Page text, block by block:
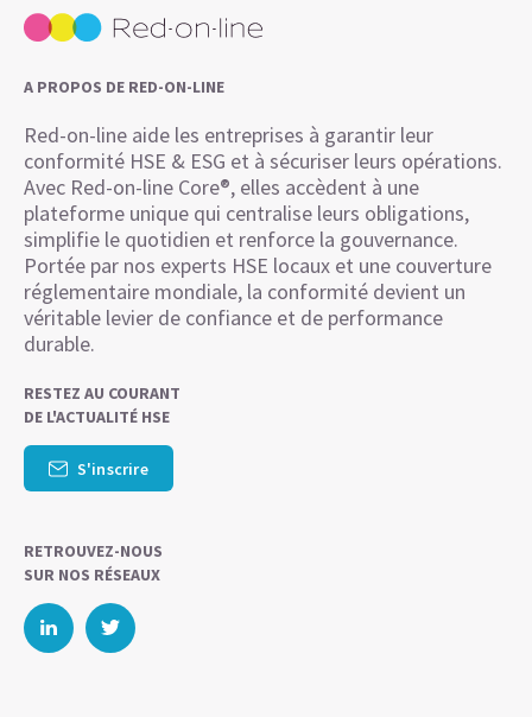
A PROPOS DE RED-ON-LINE
Red-on-line aide les entreprises à garantir leur
conformité HSE & ESG et à sécuriser leurs opérations.
Avec Red-on-line Core®, elles accèdent à une
plateforme unique qui centralise leurs obligations,
simplifie le quotidien et renforce la gouvernance.
Portée par nos experts HSE locaux et une couverture
réglementaire mondiale, la conformité devient un
véritable levier de confiance et de performance
durable.
RESTEZ AU COURANT
DE L'ACTUALITÉ HSE
S'inscrire
RETROUVEZ-NOUS
SUR NOS RÉSEAUX